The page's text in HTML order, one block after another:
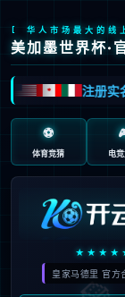
页面错
V5.0.9 { 十年磨一